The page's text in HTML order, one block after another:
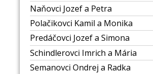
Naňovci Jozef a Petra
Polačikovci Kamil a Monika
Predáčovci Jozef a Simona
Schindlerovci Imrich a Mária
Semanovci Ondrej a Radka